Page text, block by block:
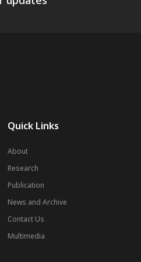
Quick Links
About
Research
Publication
News and Archive
Contact Us
Multimedia